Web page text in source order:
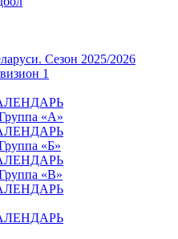
Сезон 2025/2026
1
«А»
«Б»
«В»